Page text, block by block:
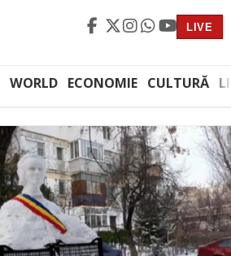
LIVE
WORLD ECONOMIE CULTURĂ